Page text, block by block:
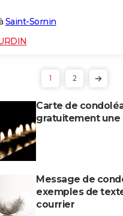
Saint-Sornin
1 2
Carte de
gratuitement une
Message de
exemples de
courrier